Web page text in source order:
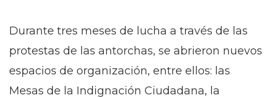
Durante tres meses de lucha a través de las
protestas de las antorchas, se abrieron nuevos
espacios de organización, entre ellos: las
Mesas de la Indignación Ciudadana, la